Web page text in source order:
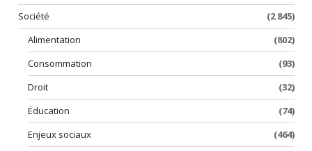
Société
(2 845)
Alimentation
(802)
Consommation
(93)
Droit
(32)
Éducation
(74)
Enjeux sociaux
(464)